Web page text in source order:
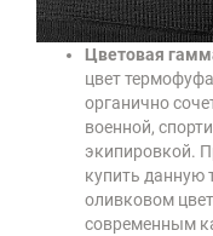
Цветовая
цвет
органично
военной,
экипировкой.
купить данную
оливковом
современным